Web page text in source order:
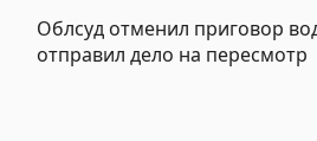
Облсуд отменил приговор
отправил дело на пересмотр